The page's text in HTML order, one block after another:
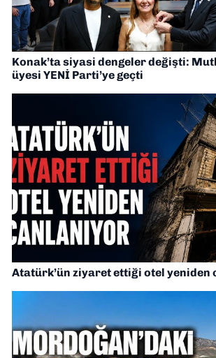
Konak’ta siyasi dengeler değişti:
üyesi YENİ Parti’ye geçti
Atatürk’ün ziyaret ettiği otel yeniden